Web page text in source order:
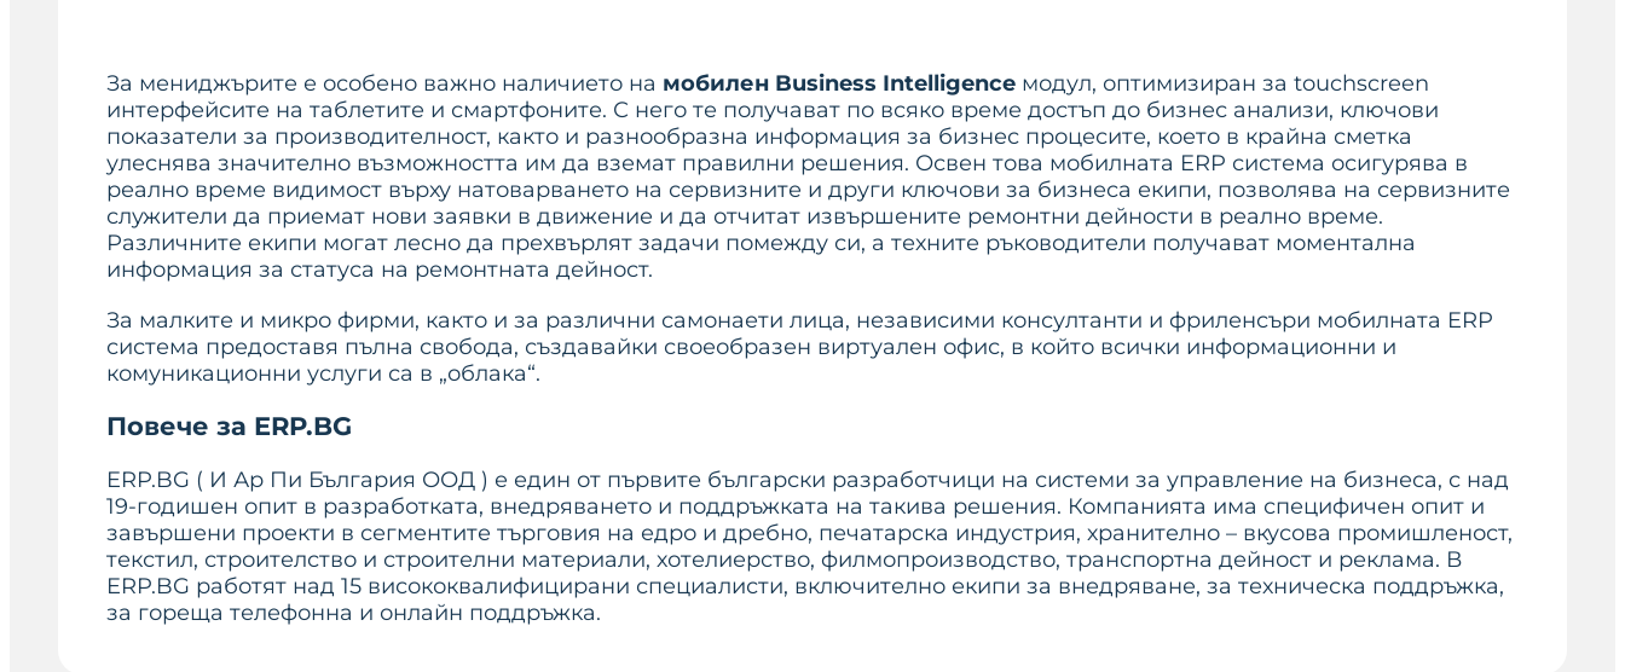
За мениджърите е особено важно наличието на мобилен Business Intelligence модул, оптимизиран за touchscreen
интерфейсите на таблетите и смартфоните. С него те получават по всяко време достъп до бизнес анализи, ключови
показатели за производителност, както и разнообразна информация за бизнес процесите, което в крайна сметка
улеснява значително възможността им да вземат правилни решения. Освен това мобилната ERP система осигурява в
реално време видимост върху натоварването на сервизните и други ключови за бизнеса екипи, позволява на сервизните
служители да приемат нови заявки в движение и да отчитат извършените ремонтни дейности в реално време.
Различните екипи могат лесно да прехвърлят задачи помежду си, а техните ръководители получават моментална
информация за статуса на ремонтната дейност.
За малките и микро фирми, както и за различни самонаети лица, независими консултанти и фриленсъри мобилната ERP
система предоставя пълна свобода, създавайки своеобразен виртуален офис, в който всички информационни и
комуникационни услуги са в „облака“.
Повече за ERP.BG
ERP.BG ( И Ар Пи България ООД ) е един от първите български разработчици на системи за управление на бизнеса, с над
19-годишен опит в разработката, внедряването и поддръжката на такива решения. Компанията има специфичен опит и
завършени проекти в сегментите търговия на едро и дребно, печатарска индустрия, хранително – вкусова промишленост,
текстил, строителство и строителни материали, хотелиерство, филмопроизводство, транспортна дейност и реклама. В
ERP.BG работят над 15 висококвалифицирани специалисти, включително екипи за внедряване, за техническа поддръжка,
за гореща телефонна и онлайн поддръжка.